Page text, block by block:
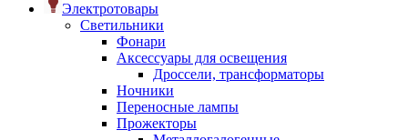
Электротовары
Светильники
Фонари
Аксессуары для освещения
Дроссели, трансформаторы
Ночники
Переносные лампы
Прожекторы